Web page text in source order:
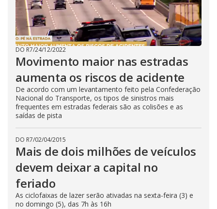
DO R7/24/12/2022
Movimento maior nas estradas
aumenta os riscos de acidente
De acordo com um levantamento feito pela Confederação
Nacional do Transporte, os tipos de sinistros mais
frequentes em estradas federais são as colisões e as
saídas de pista
DO R7/02/04/2015
Mais de dois milhões de veículos
devem deixar a capital no
feriado
As ciclofaixas de lazer serão ativadas na sexta-feira (3) e
no domingo (5), das 7h às 16h